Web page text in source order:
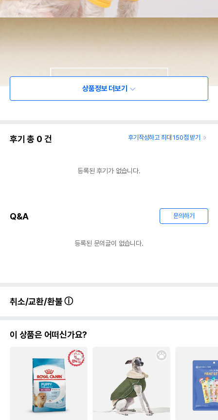
상품정보 더보기
후기 총 0 건 후기작성하고 최대 150점 받기
등록된 후기가 없습니다.
Q&A 문의하기
등록된 문의글이 없습니다.
취소/교환/환불
이 상품은 어떠신가요?